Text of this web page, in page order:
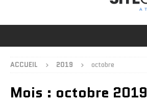
ACCUEIL 2019 octobre
Mois : octobre 2019